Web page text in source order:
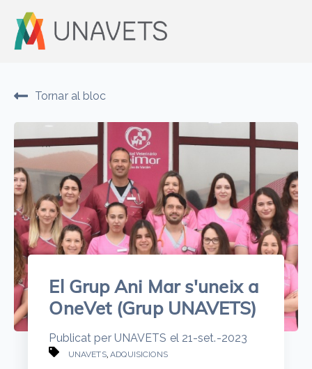
Tornar al bloc
El Grup Ani Mar s'uneix a
OneVet (Grup UNAVETS)
Publicat per UNAVETS el 21-set.-2023
UNAVETS,ADQUISICIONS